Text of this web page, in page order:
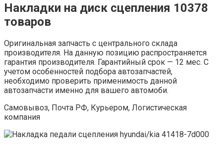
Накладки на диск сцепления 10378
товаров
Оригинальная запчасть с центрального склада
производителя. На данную позицию распространяется
гарантия производителя. Гарантийный срок — 12 мес. С
учетом особенностей подбора автозапчастей,
необходимо проверить применимость данной
автозапчасти именно для вашего автомоби.
Самовывоз, Почта РФ, Курьером, Логистическая
компания